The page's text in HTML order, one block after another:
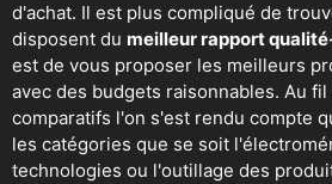
d'achat. Il est plus compliqué de
disposent du meilleur rapport
est de vous proposer les meilleurs
avec des budgets raisonnables. Au
comparatifs l'on s'est rendu compte
les catégories que se soit
technologies ou l'outillage des